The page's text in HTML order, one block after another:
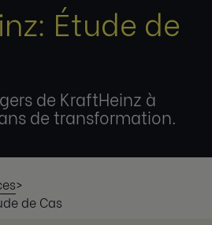
Étude de
de KraftHeinz à
de transformation.
>
de Cas